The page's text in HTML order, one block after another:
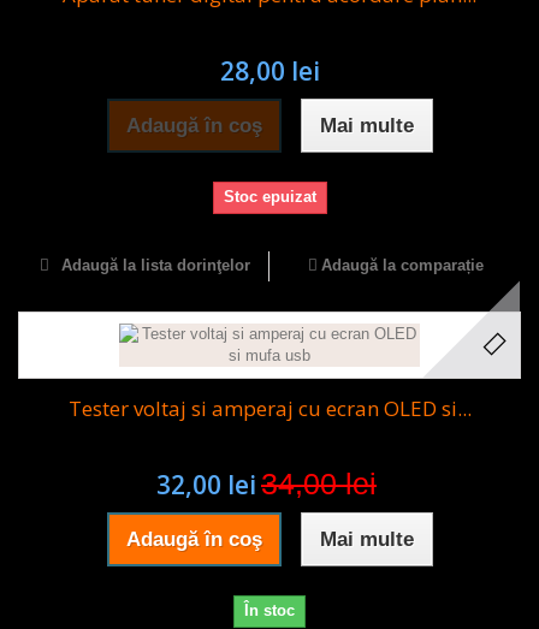
28,00 lei
Adaugă în coş Mai multe
Stoc epuizat
Adaugă la lista dorinţelor Adaugă la comparație
Tester voltaj si amperaj cu ecran OLED si...
32,00 lei34,00 lei
Adaugă în coş Mai multe
În stoc